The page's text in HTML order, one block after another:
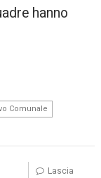
hanno
Comunale
Lascia